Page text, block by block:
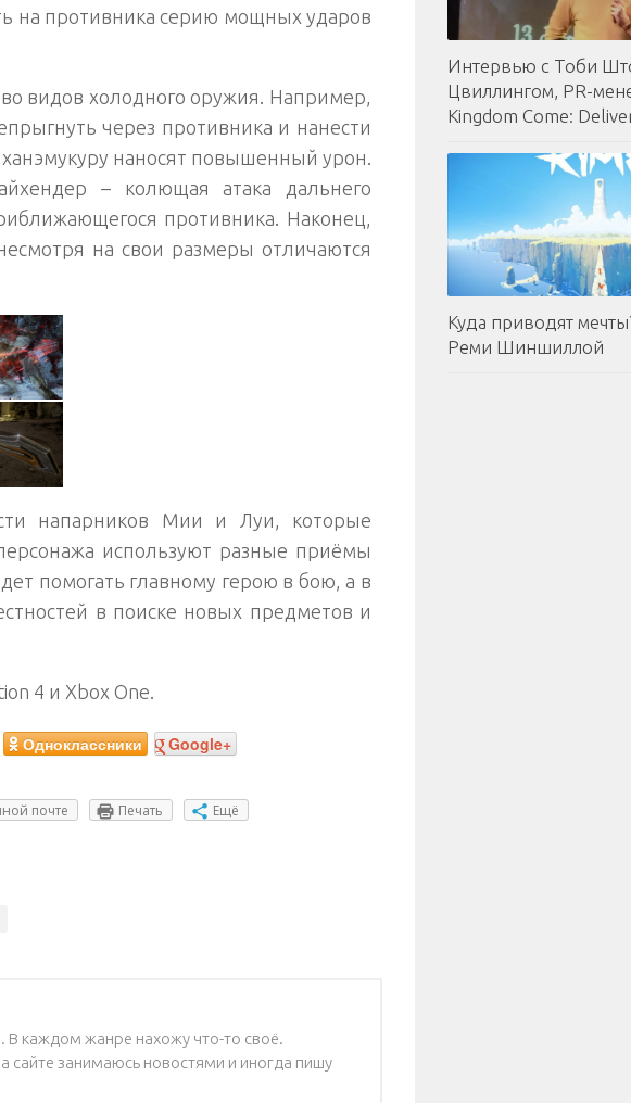
на противника серию мощных ударов
видов холодного оружия. Например,
через противника и нанести
наносят повышенный урон.
– колющая атака дальнего
противника. Наконец,
на свои размеры отличаются
напарников Мии и Луи, которые
используют разные приёмы
помогать главному герою в бою, а в
в поиске новых предметов и
4 и Xbox One.
Одноклассники Google+
почте Печать Ещё
В каждом жанре нахожу что-то своё.
занимаюсь новостями и иногда пишу
Интервью с Тоби
Цвиллингом, PR-
Kingdom Come:
Куда приводят
Реми Шиншиллой